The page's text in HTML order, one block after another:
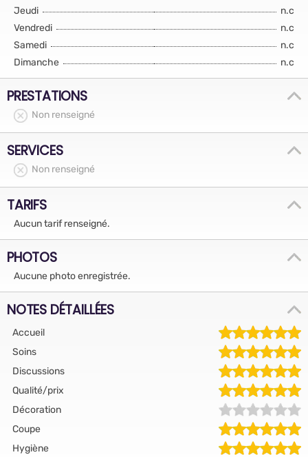
Jeudi
n.c
Vendredi
n.c
Samedi
n.c
Dimanche
n.c
PRESTATIONS
Non renseigné
SERVICES
Non renseigné
TARIFS
Aucun tarif renseigné.
PHOTOS
Aucune photo enregistrée.
NOTES DÉTAILLÉES
Accueil
Soins
Discussions
Qualité/prix
Décoration
Coupe
Hygiène